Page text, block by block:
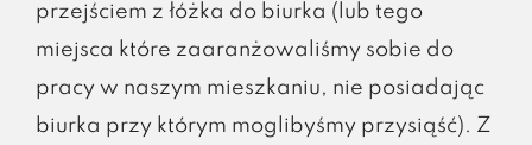
przejściem z łóżka do biurka (lub tego
miejsca które zaaranżowaliśmy sobie do
pracy w naszym mieszkaniu, nie posiadając
biurka przy którym moglibyśmy przysiąść). Z